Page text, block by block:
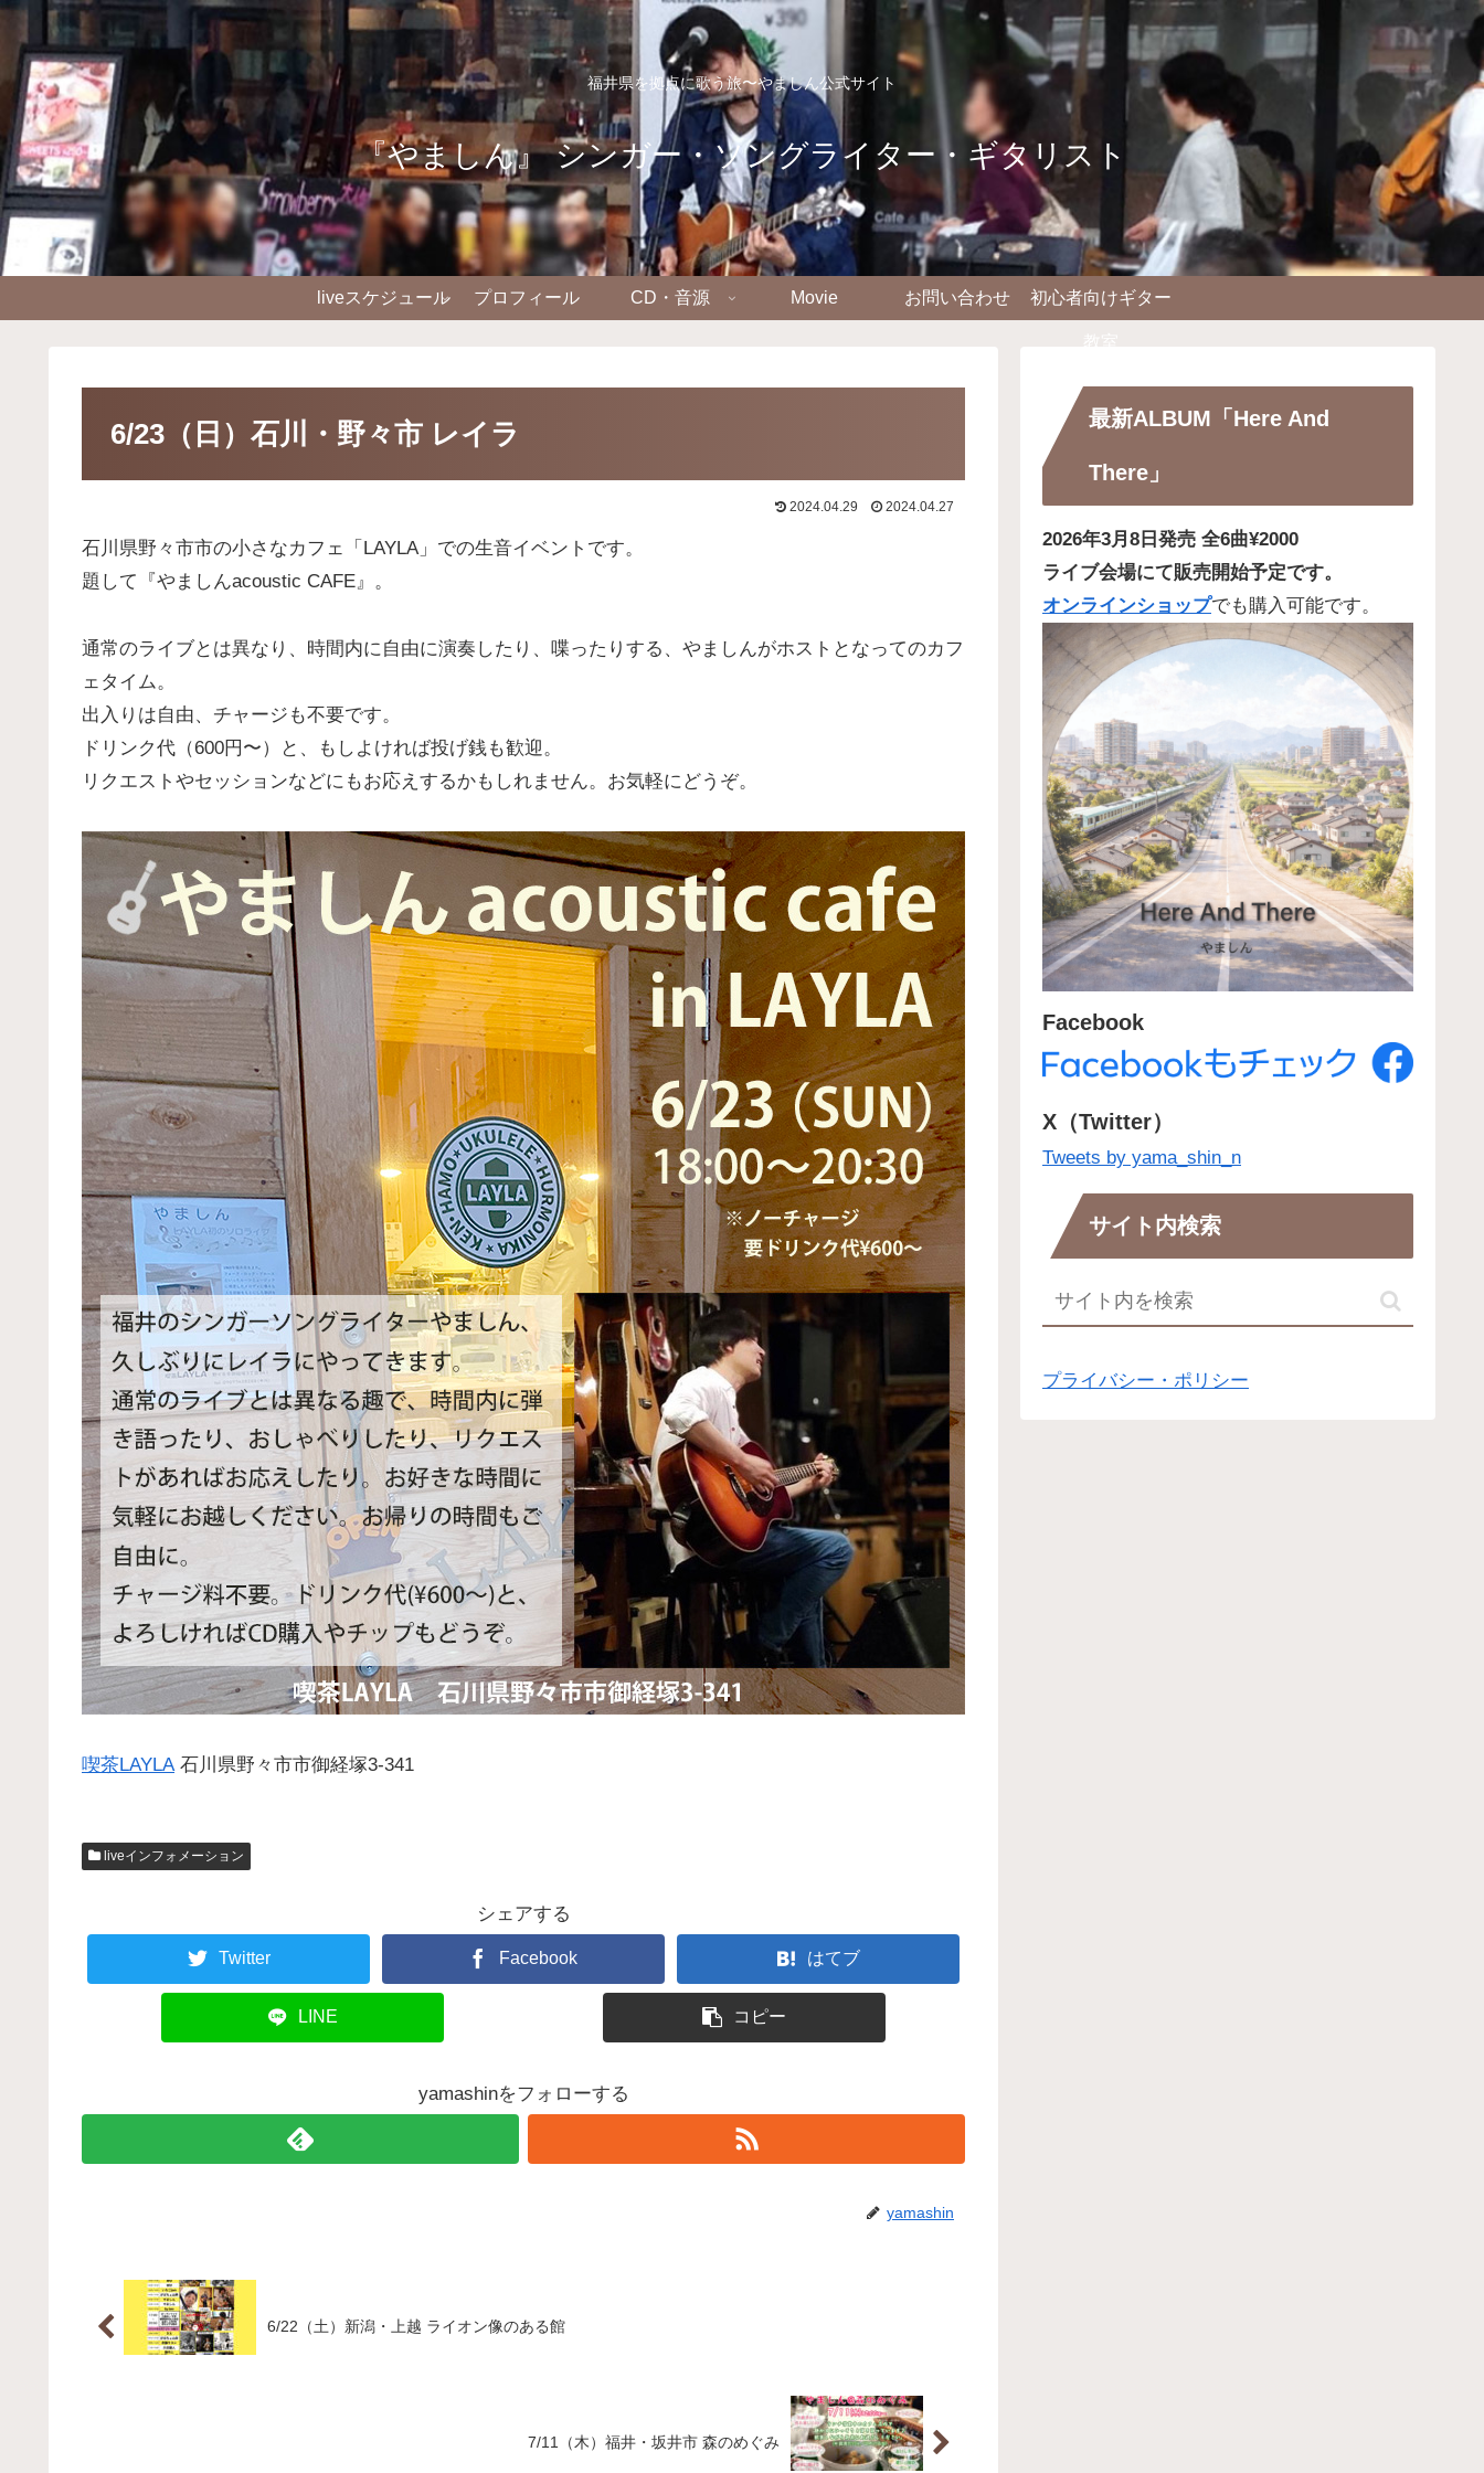
福井県を拠点に歌う旅〜やましん公式サイト
『やましん』 シンガー・ソングライター・ギタリスト
liveスケジュール プロフィール CD・音源 Movie お問い合わせ 初心者向けギター
6/23（日）石川・野々市 レイラ
2024.04.29 2024.04.27
石川県野々市市の小さなカフェ「LAYLA」での生音イベントです。
題して『やましんacoustic CAFE』。
通常のライブとは異なり、時間内に自由に演奏したり、喋ったりする、やましんがホストとなってのカフ
ェタイム。
出入りは自由、チャージも不要です。
ドリンク代（600円〜）と、もしよければ投げ銭も歓迎。
リクエストやセッションなどにもお応えするかもしれません。お気軽にどうぞ。
喫茶LAYLA 石川県野々市市御経塚3-341
liveインフォメーション
シェアする
Twitter Facebook はてブ
LINE コピー
yamashinをフォローする
yamashin
6/22（土）新潟・上越 ライオン像のある館
7/11（木）福井・坂井市 森のめぐみ
最新ALBUM「Here And
There」
2026年3月8日発売 全6曲¥2000
ライブ会場にて販売開始予定です。
オンラインショップでも購入可能です。
Facebook
X（Twitter）
Tweets by yama_shin_n
サイト内検索
プライバシー・ポリシー